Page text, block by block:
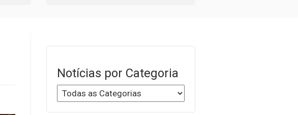
Notícias por Categoria